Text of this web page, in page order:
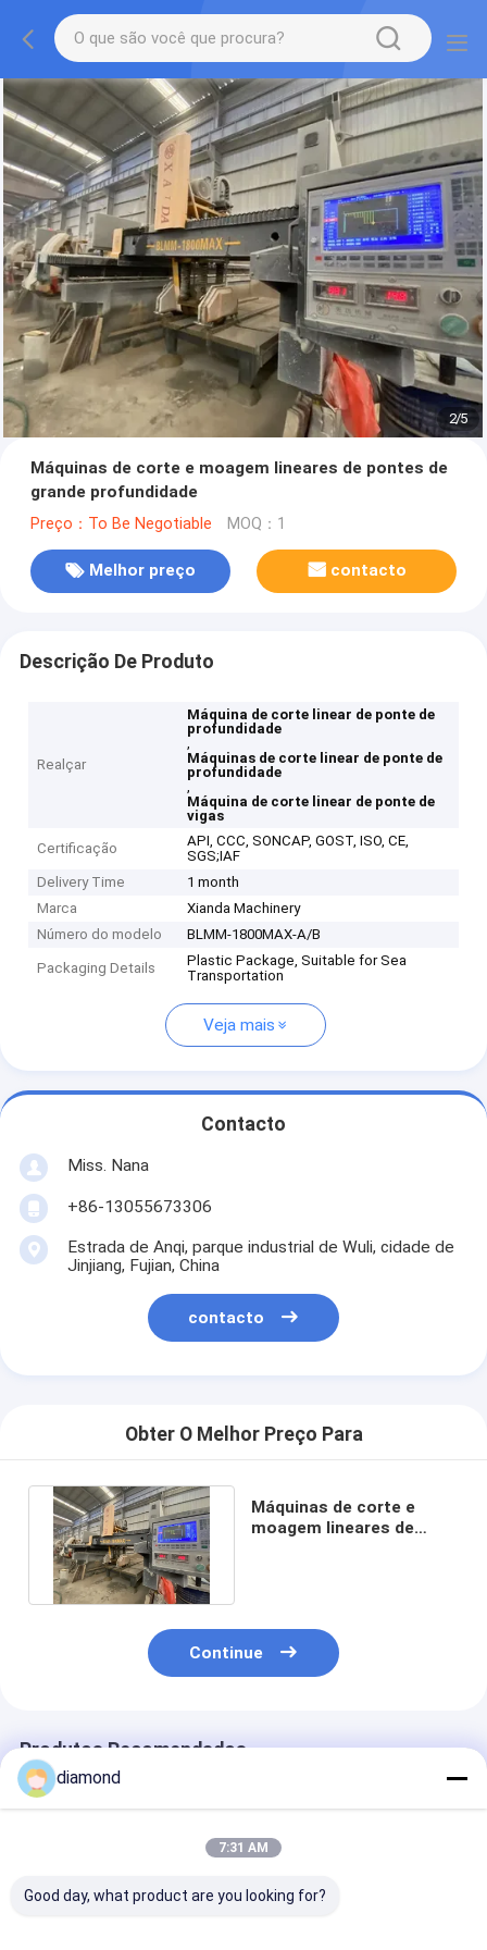
2/5
Máquinas de corte e moagem lineares de pontes de
grande profundidade
Preço：To Be Negotiable MOQ：1
Melhor preço contacto
Descrição De Produto
Realçar
Máquina de corte linear de ponte de
profundidade
,
Máquinas de corte linear de ponte de
profundidade
,
Máquina de corte linear de ponte de
vigas
Certificação
API, CCC, SONCAP, GOST, ISO, CE,
SGS;IAF
Delivery Time
1 month
Marca
Xianda Machinery
Número do modelo
BLMM-1800MAX-A/B
Packaging Details
Plastic Package, Suitable for Sea
Transportation
Veja mais
Contacto
Miss. Nana
+86-13055673306
Estrada de Anqi, parque industrial de Wuli, cidade de
Jinjiang, Fujian, China
contacto
Obter O Melhor Preço Para
Máquinas de corte e
moagem lineares de
Continue
Produtos Recomendados
diamond
7:31 AM
Good day, what product are you looking for?